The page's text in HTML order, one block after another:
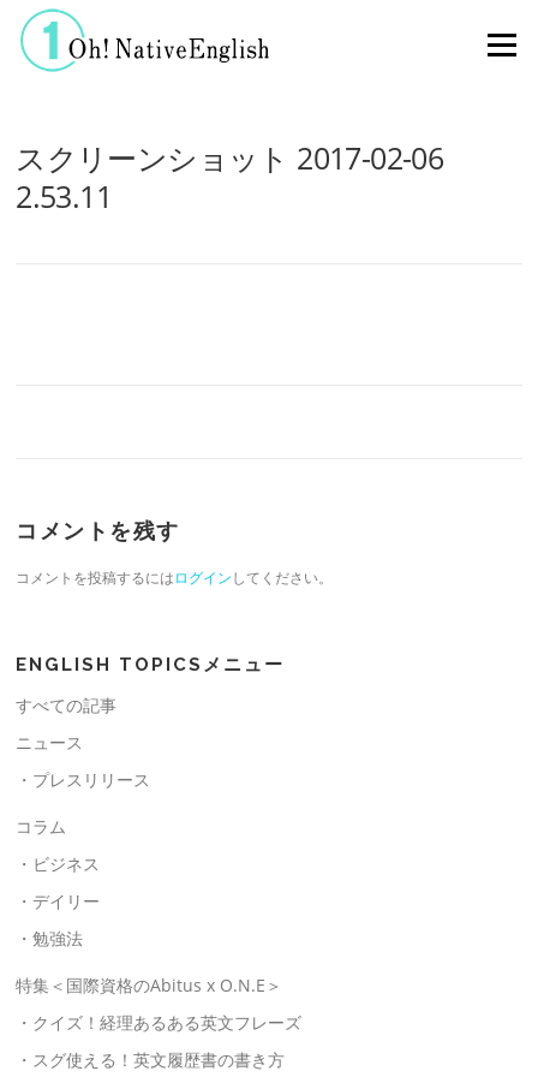
コンテンツへスキップ
メニュー
スクリーンショット 2017-02-06
2.53.11
コメントを残す
コメントを投稿するにはログインしてください。
ENGLISH TOPICSメニュー
すべての記事
ニュース
・プレスリリース
コラム
・ビジネス
・デイリー
・勉強法
特集＜国際資格のAbitus x O.N.E＞
・クイズ！経理あるある英文フレーズ
・スグ使える！英文履歴書の書き方